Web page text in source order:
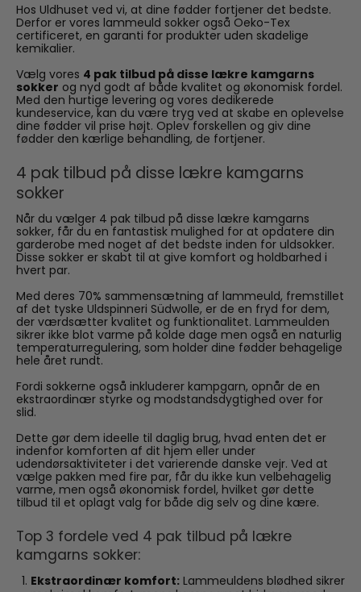
Hos Uldhuset ved vi, at dine fødder fortjener det bedste.
Derfor er vores lammeuld sokker også Oeko-Tex
certificeret, en garanti for produkter uden skadelige
kemikalier.
Vælg vores 4 pak tilbud på disse lækre kamgarns
sokker og nyd godt af både kvalitet og økonomisk fordel.
Med den hurtige levering og vores dedikerede
kundeservice, kan du være tryg ved at skabe en oplevelse
dine fødder vil prise højt. Oplev forskellen og giv dine
fødder den kærlige behandling, de fortjener.
4 pak tilbud på disse lækre kamgarns
sokker
Når du vælger 4 pak tilbud på disse lækre kamgarns
sokker, får du en fantastisk mulighed for at opdatere din
garderobe med noget af det bedste inden for uldsokker.
Disse sokker er skabt til at give komfort og holdbarhed i
hvert par.
Med deres 70% sammensætning af lammeuld, fremstillet
af det tyske Uldspinneri Südwolle, er de en fryd for dem,
der værdsætter kvalitet og funktionalitet. Lammeulden
sikrer ikke blot varme på kolde dage men også en naturlig
temperaturregulering, som holder dine fødder behagelige
hele året rundt.
Fordi sokkerne også inkluderer kampgarn, opnår de en
ekstraordinær styrke og modstandsdygtighed over for
slid.
Dette gør dem ideelle til daglig brug, hvad enten det er
indenfor komforten af dit hjem eller under
udendørsaktiviteter i det varierende danske vejr. Ved at
vælge pakken med fire par, får du ikke kun velbehagelig
varme, men også økonomisk fordel, hvilket gør dette
tilbud til et oplagt valg for både dig selv og dine kære.
Top 3 fordele ved 4 pak tilbud på lækre
kamgarns sokker:
Ekstraordinær komfort:Lammeuldens blødhed sikrer